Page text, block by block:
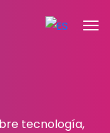
tecnología,